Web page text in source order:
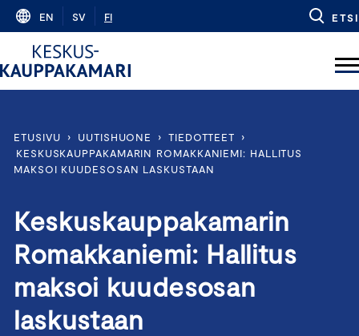
Skip
content
EN SV FI ETSI
ETUSIVU › UUTISHUONE › TIEDOTTEET
›
KESKUSKAUPPAKAMARIN ROMAKKANIEMI: HALLITUS
MAKSOI KUUDESOSAN LASKUSTAAN
Keskuskauppakamarin
Romakkaniemi: Hallitus
maksoi kuudesosan
laskustaan